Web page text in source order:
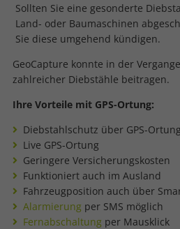
Sollten Sie eine gesonderte
Land- oder Baumaschinen
Sie diese umgehend kündigen.
GeoCapture konnte in der
zahlreicher Diebstähle beitragen.
Ihre Vorteile mit GPS-Ortung:
Diebstahlschutz über GPS-Ortung
Live GPS-Ortung
Geringere Versicherungskosten
Funktioniert auch im Ausland
Fahrzeugposition auch über
Alarmierung per SMS möglich
Fernabschaltung per Mausklick